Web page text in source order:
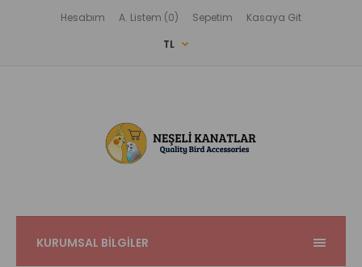
Hesabım A. Listem (0) Sepetim
Kasaya Git
TL
KURUMSAL BİLGİLER